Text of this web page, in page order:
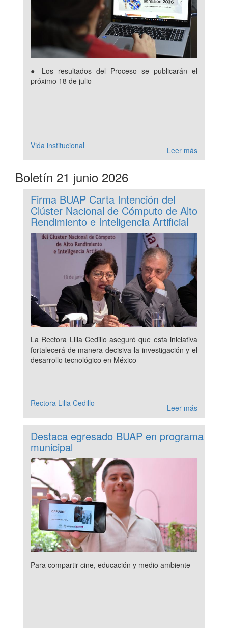
● Los resultados del Proceso se publicarán el
próximo 18 de julio
Vida institucional Leer más
Boletín 21 junio 2026
Firma BUAP Carta Intención del
Clúster Nacional de Cómputo de Alto
Rendimiento e Inteligencia Artificial
La Rectora Lilia Cedillo aseguró que esta iniciativa
fortalecerá de manera decisiva la investigación y el
desarrollo tecnológico en México
Rectora Lilia Cedillo Leer más
Destaca egresado BUAP en programa
municipal
Para compartir cine, educación y medio ambiente